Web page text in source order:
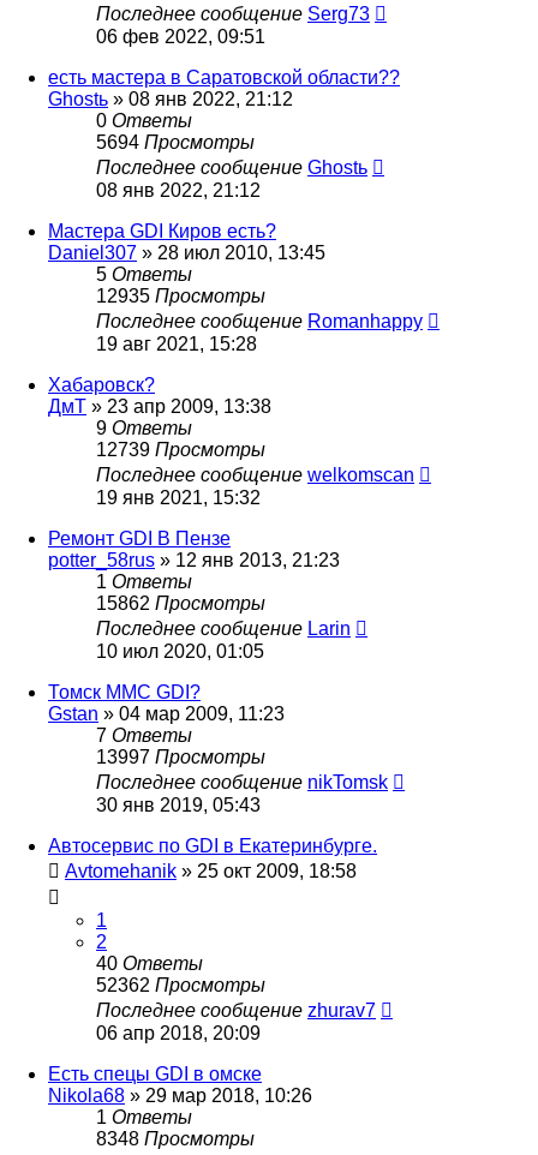
Последнее сообщение Serg73
06 фев 2022, 09:51
есть мастера в Саратовской области??
Ghostь » 08 янв 2022, 21:12
0 Ответы
5694 Просмотры
Последнее сообщение Ghostь
08 янв 2022, 21:12
Мастера GDI Киров есть?
Daniel307 » 28 июл 2010, 13:45
5 Ответы
12935 Просмотры
Последнее сообщение Romanhappy
19 авг 2021, 15:28
Хабаровск?
ДмТ » 23 апр 2009, 13:38
9 Ответы
12739 Просмотры
Последнее сообщение welkomscan
19 янв 2021, 15:32
Ремонт GDI В Пензе
potter_58rus » 12 янв 2013, 21:23
1 Ответы
15862 Просмотры
Последнее сообщение Larin
10 июл 2020, 01:05
Томск MMC GDI?
Gstan » 04 мар 2009, 11:23
7 Ответы
13997 Просмотры
Последнее сообщение nikTomsk
30 янв 2019, 05:43
Автосервис по GDI в Екатеринбурге.
Avtomehanik » 25 окт 2009, 18:58
1
2
40 Ответы
52362 Просмотры
Последнее сообщение zhurav7
06 апр 2018, 20:09
Есть спецы GDI в омске
Nikola68 » 29 мар 2018, 10:26
1 Ответы
8348 Просмотры